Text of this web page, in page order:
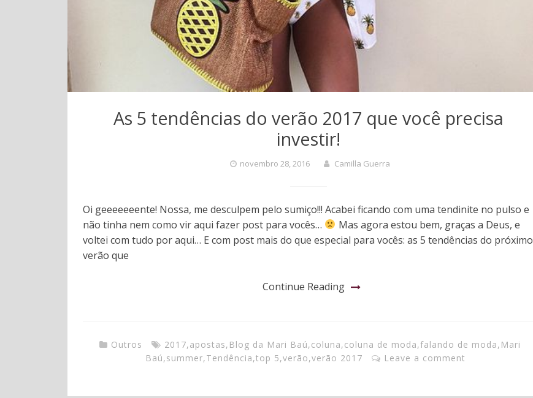
As 5 tendências do verão 2017 que você precisa
investir!
novembro 28, 2016 Camilla Guerra
Oi geeeeeeente! Nossa, me desculpem pelo sumiço!!! Acabei ficando com uma tendinite no pulso e
não tinha nem como vir aqui fazer post para vocês…
Mas agora estou bem, graças a Deus, e
voltei com tudo por aqui… E com post mais do que especial para vocês: as 5 tendências do próximo
verão que
Continue Reading
Outros 2017,apostas, Blog da Mari Baú,coluna,coluna de moda,falando de moda, Mari
Baú,summer,Tendência,top 5,verão,verão 2017 Leave a comment